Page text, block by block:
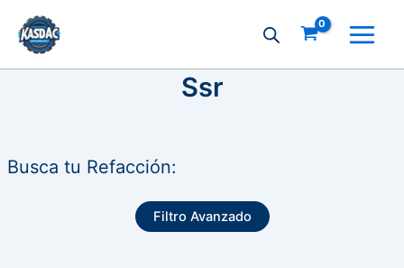
contenido
Ssr
Busca tu Refacción:
Filtro Avanzado